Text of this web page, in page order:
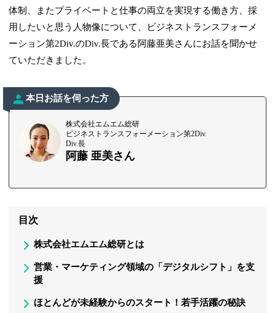
体制、またプライベートと仕事の両立を実現する働き方、採
用したいと思う人物像について、ビジネストランスフォーメ
ーション第2Div.のDiv.長である阿藤亜美さんにお話を聞かせ
ていただきました。
本日お話を伺った方
株式会社エムエム総研
ビジネストランスフォーメーション第2Div.
Div.長
阿藤 亜美さん
目次
株式会社エムエム総研とは
営業・マーケティング領域の「デジタルシフト」を支
援
ほとんどが未経験からのスタート！若手活躍の秘訣